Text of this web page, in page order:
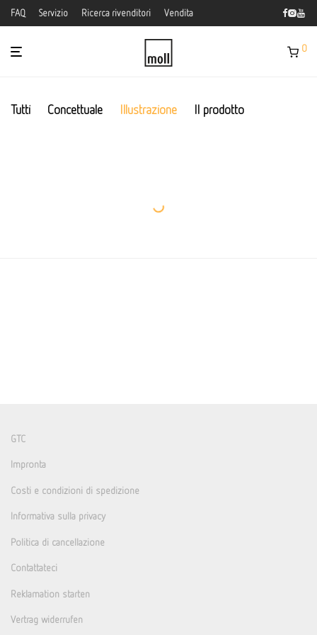
FAQ Servizio Ricerca rivenditori Vendita
0
Tutti Concettuale Illustrazione Il prodotto
GTC
Impronta
Costi e condizioni di spedizione
Informativa sulla privacy
Politica di cancellazione
Contattateci
Reklamation starten
Vertrag widerrufen